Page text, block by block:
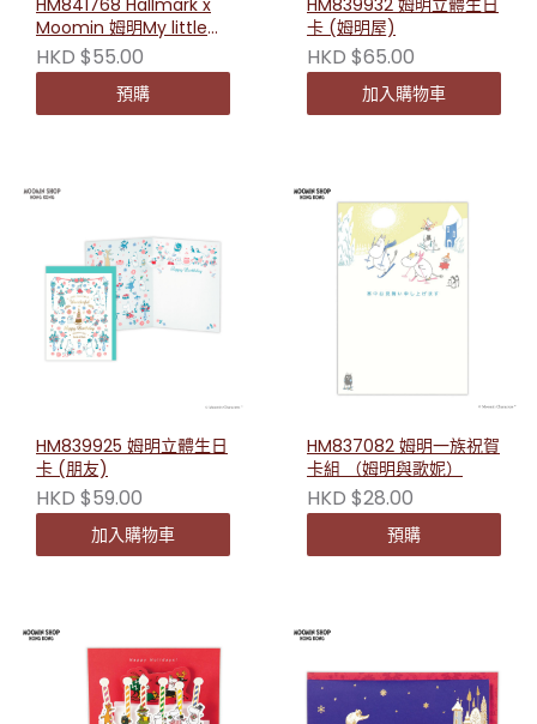
HM841768 Hallmark x
Moomin 姆明My little
something系列橫式便條
紙（紅花）
HKD $55.00
預購
HM839932 姆明立體生日
卡 (姆明屋)
HKD $65.00
加入購物車
HM839925 姆明立體生日
卡 (朋友)
HKD $59.00
加入購物車
HM837082 姆明一族祝賀
卡組 （姆明與歌妮）
HKD $28.00
預購